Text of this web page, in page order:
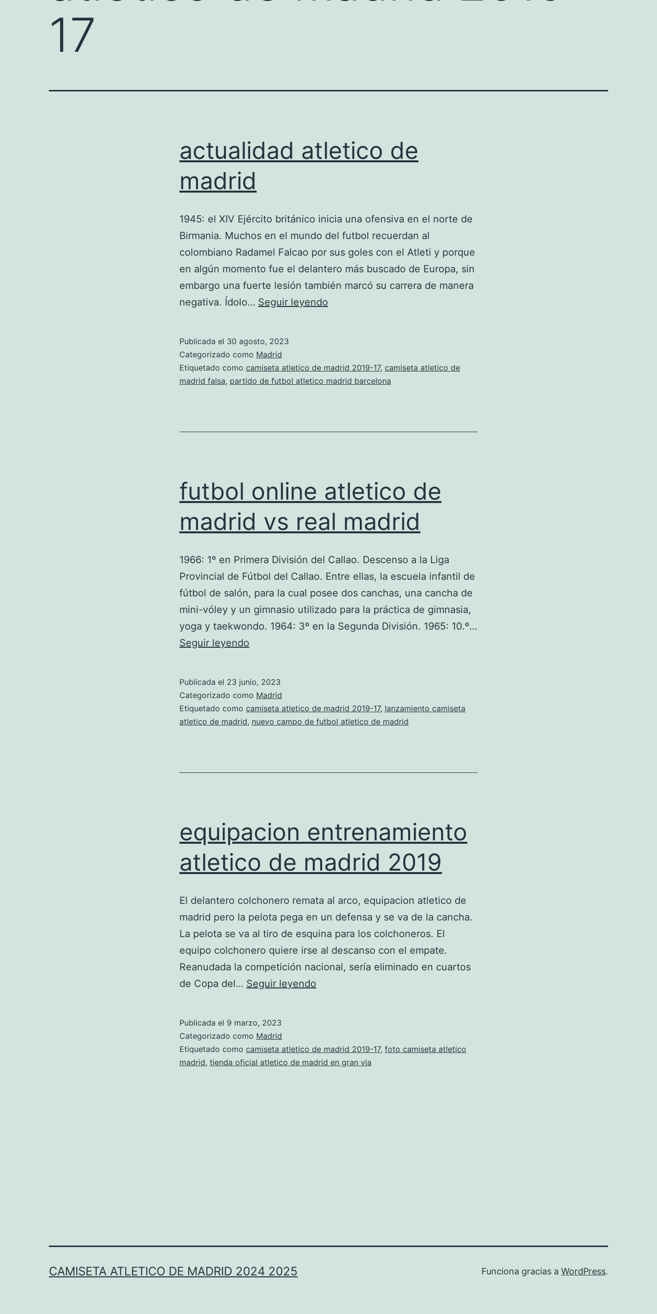
17
actualidad atletico de
madrid
1945: el XIV Ejército británico inicia una ofensiva en el norte de
Birmania. Muchos en el mundo del futbol recuerdan al
colombiano Radamel Falcao por sus goles con el Atleti y porque
en algún momento fue el delantero más buscado de Europa, sin
embargo una fuerte lesión también marcó su carrera de manera
negativa. Ídolo… Seguir leyendo
Publicada el 30 agosto, 2023
Categorizado como Madrid
Etiquetado como camiseta atletico de madrid 2019-17, camiseta atletico de
madrid falsa, partido de futbol atletico madrid barcelona
futbol online atletico de
madrid vs real madrid
1966: 1º en Primera División del Callao. Descenso a la Liga
Provincial de Fútbol del Callao. Entre ellas, la escuela infantil de
fútbol de salón, para la cual posee dos canchas, una cancha de
mini-vóley y un gimnasio utilizado para la práctica de gimnasia,
yoga y taekwondo. 1964: 3º en la Segunda División. 1965: 10.º…
Seguir leyendo
de
madrid
vs
Publicada el 23 junio, 2023
Categorizado como Madrid
Etiquetado como camiseta atletico de madrid 2019-17, lanzamiento camiseta
atletico de madrid, nuevo campo de futbol atletico de madrid
equipacion entrenamiento
atletico de madrid 2019
El delantero colchonero remata al arco, equipacion atletico de
madrid pero la pelota pega en un defensa y se va de la cancha.
La pelota se va al tiro de esquina para los colchoneros. El
equipo colchonero quiere irse al descanso con el empate.
Reanudada la competición nacional, sería eliminado en cuartos
de Copa del… Seguir leyendo
madrid
2019
Publicada el 9 marzo, 2023
Categorizado como Madrid
Etiquetado como camiseta atletico de madrid 2019-17, foto camiseta atletico
madrid, tienda oficial atletico de madrid en gran via
CAMISETA ATLETICO DE MADRID 2024 2025 Funciona gracias a WordPress.